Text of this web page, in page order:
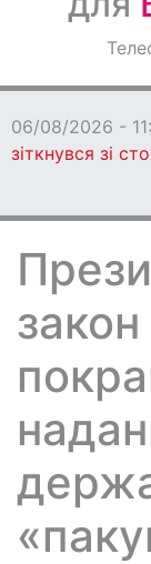
Оголошення
06/08/2026 -
зіткнувся зі